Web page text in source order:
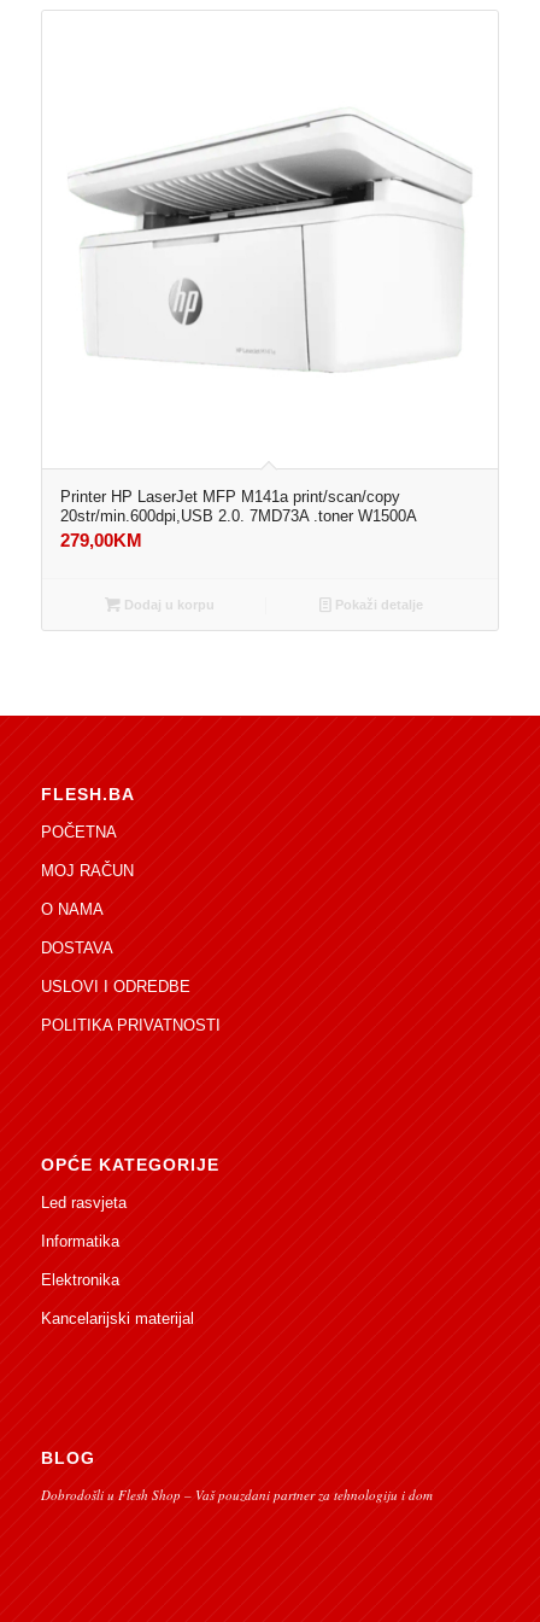
Printer HP LaserJet MFP M141a print/scan/copy
20str/min.600dpi,USB 2.0. 7MD73A .toner W1500A
279,00KM
Dodaj u korpu Pokaži detalje
FLESH.BA
POČETNA
MOJ RAČUN
O NAMA
DOSTAVA
USLOVI I ODREDBE
POLITIKA PRIVATNOSTI
OPĆE KATEGORIJE
Led rasvjeta
Informatika
Elektronika
Kancelarijski materijal
BLOG
Dobrodošli u Flesh Shop – Vaš pouzdani partner za tehnologiju i dom